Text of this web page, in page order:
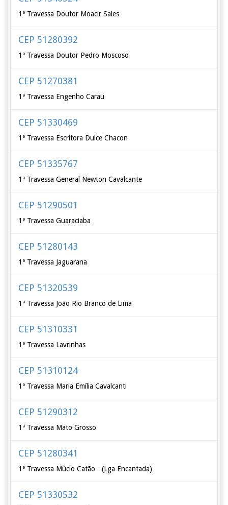
1ª Travessa Doutor Moacir Sales
CEP 51280392
1ª Travessa Doutor Pedro Moscoso
CEP 51270381
1ª Travessa Engenho Carau
CEP 51330469
1ª Travessa Escritora Dulce Chacon
CEP 51335767
1ª Travessa General Newton Cavalcante
CEP 51290501
1ª Travessa Guaraciaba
CEP 51280143
1ª Travessa Jaguarana
CEP 51320539
1ª Travessa João Rio Branco de Lima
CEP 51310331
1ª Travessa Lavrinhas
CEP 51310124
1ª Travessa Maria Emília Cavalcanti
CEP 51290312
1ª Travessa Mato Grosso
CEP 51280341
1ª Travessa Múcio Catão - (Lga Encantada)
CEP 51330532